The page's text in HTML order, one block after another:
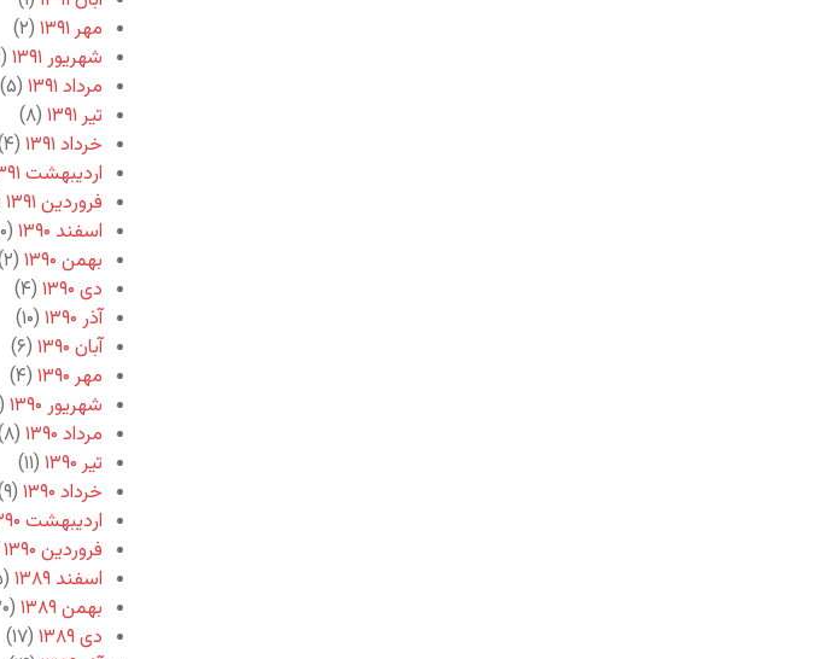
مهر ۱۳۹۱
(۲)
شهریور ۱۳۹۱
(۲)
مرداد ۱۳۹۱
(۵)
تیر ۱۳۹۱
(۸)
خرداد ۱۳۹۱
(۴)
اردیبهشت ۱۳۹۱
فروردین ۱۳۹۱
اسفند ۱۳۹۰
(۱۰)
بهمن ۱۳۹۰
(۲)
دی ۱۳۹۰
(۴)
آذر ۱۳۹۰
(۱۰)
آبان ۱۳۹۰
(۶)
مهر ۱۳۹۰
(۴)
شهریور ۱۳۹۰
(۸)
مرداد ۱۳۹۰
(۸)
تیر ۱۳۹۰
(۱۱)
خرداد ۱۳۹۰
(۹)
اردیبهشت ۱۳۹۰
فروردین ۱۳۹۰
اسفند ۱۳۸۹
(۱۵)
بهمن ۱۳۸۹
(۲۰)
دی ۱۳۸۹
(۱۷)